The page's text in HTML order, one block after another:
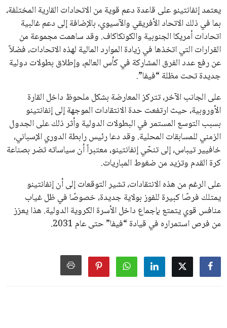
اشتراك
جميع الحقوق محفوظة لموقعنا ايوا مصر